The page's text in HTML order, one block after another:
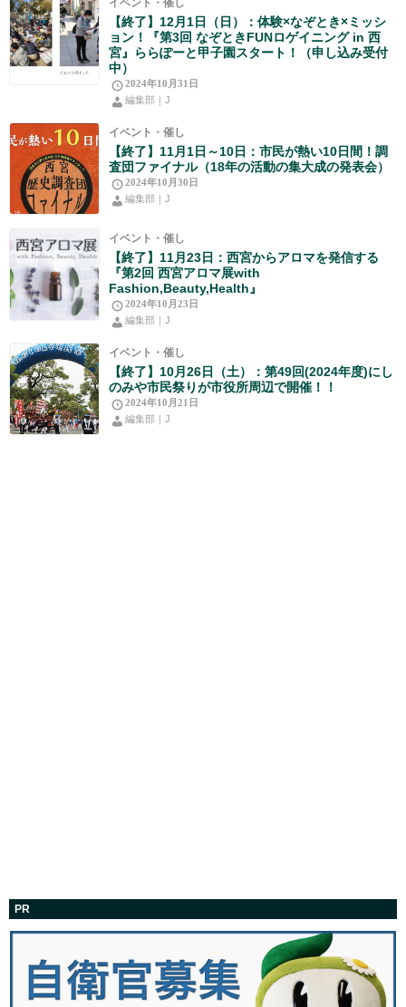
イベント・催し
【終了】12月1日（日）：体験×なぞとき×ミッシ
ョン！『第3回 なぞときFUNロゲイニング in 西
宮』ららぽーと甲子園スタート！（申し込み受付
中）
2024年10月31日
編集部｜J
イベント・催し
【終了】11月1日～10日：市民が熱い10日間！調
査団ファイナル（18年の活動の集大成の発表会）
2024年10月30日
編集部｜J
イベント・催し
【終了】11月23日：西宮からアロマを発信する
『第2回 西宮アロマ展with
Fashion,Beauty,Health』
2024年10月23日
編集部｜J
イベント・催し
【終了】10月26日（土）：第49回(2024年度)にし
のみや市民祭りが市役所周辺で開催！！
2024年10月21日
編集部｜J
PR